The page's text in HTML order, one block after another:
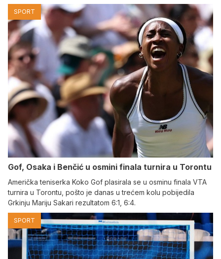
SPORT
Gof, Osaka i Benčić u osmini finala turnira u Torontu
Američka teniserka Koko Gof plasirala se u osminu finala VTA
turnira u Torontu, pošto je danas u trećem kolu pobijedila
Grkinju Mariju Sakari rezultatom 6:1, 6:4.
SPORT